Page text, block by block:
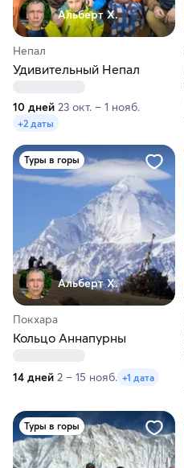
Альберт Х.
Непал
Удивительный Непал
10 дней 23 окт. – 1 нояб.
+2 даты
Туры в горы
Альберт Х.
Покхара
Кольцо Аннапурны
14 дней 2 – 15 нояб. +1 дата
Туры в горы